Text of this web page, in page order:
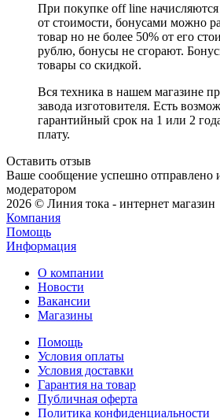
При покупке off line
от стоимости, бонусами можно
товар но не более 50% от его
рублю, бонусы не сгорают.
товары со скидкой.
Вся техника в нашем магазине
завода изготовителя. Есть
гарантийный срок на 1 или 2
плату.
Оставить отзыв
Ваше сообщение успешно отправлено
модератором
2026 © Линия тока - интернет магазин
Компания
Помощь
Информация
О компании
Новости
Вакансии
Магазины
Помощь
Условия оплаты
Условия доставки
Гарантия на товар
Публичная оферта
Политика конфиденциальности